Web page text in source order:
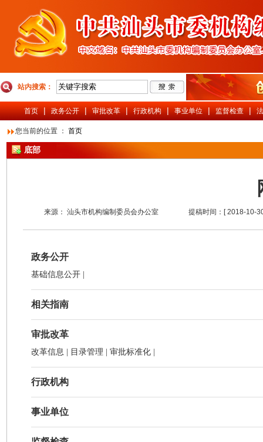
站内搜索：
首页 | 政务公开 | 审批改革 | 行政机构 | 事业单位 | 监督检查 |
您当前的位置 ： 首页
底部
来源： 汕头市机构编制委员会办公室提稿时间：[2018-10-